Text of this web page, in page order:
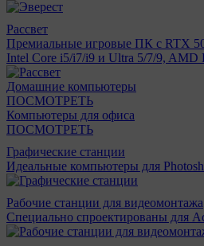
Рассвет
Премиальные игровые ПК с RTX
Intel Core i5/i7/i9 и Ultra 5/7/9, AMD
Домашние компьютеры
ПОСМОТРЕТЬ
Компьютеры для офиса
ПОСМОТРЕТЬ
Графические станции
Идеальные компьютеры для
Рабочие станции для видеомонтажа
Специально спроектированы для